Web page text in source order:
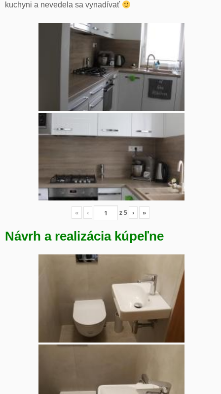
kuchyni a nevedela sa vynadívať
« ‹ z5 › »
Návrh a realizácia kúpeľne